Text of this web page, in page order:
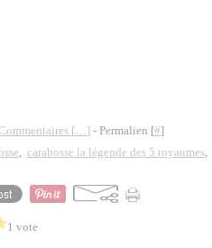
[…] - Permalien [#]
, carabosse la légende des 5 royaumes,
1 vote